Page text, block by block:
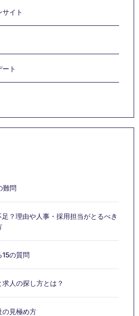
イト
ト
難問
？理由や人事・採用担当がとるべき
の質問
人の探し方とは？
の見極め方